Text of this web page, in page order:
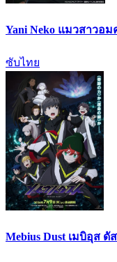
Yani Neko แมวสาวอ
ซับไทย
Mebius Dust เมบิอุส ดั